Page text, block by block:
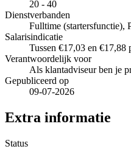
20 - 40
Dienstverbanden
Fulltime (startersfunctie),
Salarisindicatie
Tussen €17,03 en €17,88
Verantwoordelijk voor
Als klantadviseur ben je
Gepubliceerd op
09-07-2026
Extra informatie
Status